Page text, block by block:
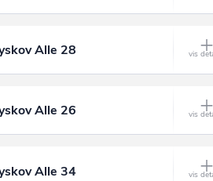
Alle 28
Alle 26
Alle 34